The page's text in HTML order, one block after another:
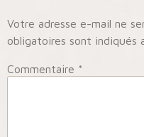
Votre adresse e-mail ne
obligatoires sont indiqués
Commentaire *